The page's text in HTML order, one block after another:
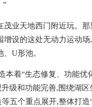
”
业天地西门附近玩。那
设的这处无动力运动场
U形池。
着“生态修复、功能优
级和功能完善,围绕湖区
五个重点展开,整体打造